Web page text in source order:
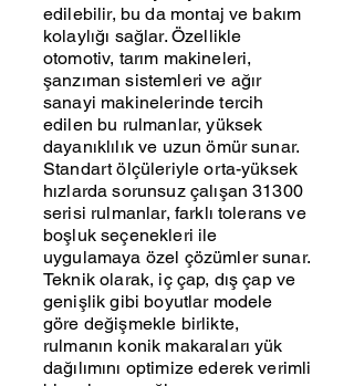
edilebilir, bu da montaj ve bakım
kolaylığı sağlar. Özellikle
otomotiv, tarım makineleri,
şanzıman sistemleri ve ağır
sanayi makinelerinde tercih
edilen bu rulmanlar, yüksek
dayanıklılık ve uzun ömür sunar.
Standart ölçüleriyle orta-yüksek
hızlarda sorunsuz çalışan 31300
serisi rulmanlar, farklı tolerans ve
boşluk seçenekleri ile
uygulamaya özel çözümler sunar.
Teknik olarak, iç çap, dış çap ve
genişlik gibi boyutlar modele
göre değişmekle birlikte,
rulmanın konik makaraları yük
dağılımını optimize ederek verimli